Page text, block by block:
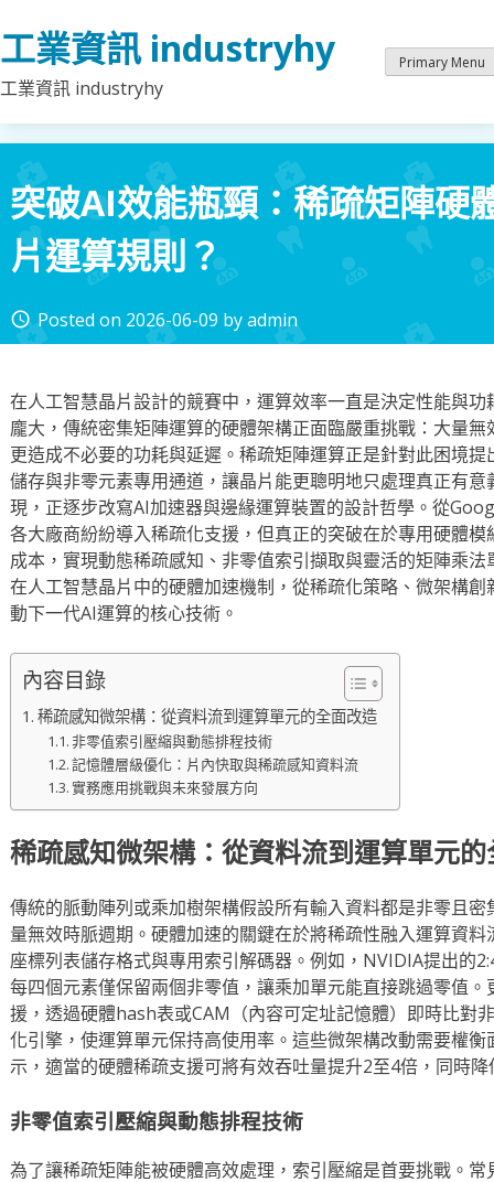
to
content
工業資訊 industryhy
工業資訊 industryhy
Primary Menu
突破AI效能瓶頸：稀疏矩陣硬
片運算規則？
access_time Posted on 2026-06-09 byadmin
在人工智慧晶片設計的競賽中，運算效率一直是決定性能與
龐大，傳統密集矩陣運算的硬體架構正面臨嚴重挑戰：大量
更造成不必要的功耗與延遲。稀疏矩陣運算正是針對此困境
儲存與非零元素專用通道，讓晶片能更聰明地只處理真正有
現，正逐步改寫AI加速器與邊緣運算裝置的設計哲學。從
各大廠商紛紛導入稀疏化支援，但真正的突破在於專用硬體
成本，實現動態稀疏感知、非零值索引擷取與靈活的矩陣乘
在人工智慧晶片中的硬體加速機制，從稀疏化策略、微架構
動下一代AI運算的核心技術。
內容目錄
稀疏感知微架構：從資料流到運算單元的全面改造
非零值索引壓縮與動態排程技術
記憶體層級優化：片內快取與稀疏感知資料流
實務應用挑戰與未來發展方向
稀疏感知微架構：從資料流到運算單元
傳統的脈動陣列或乘加樹架構假設所有輸入資料都是非零且
量無效時脈週期。硬體加速的關鍵在於將稀疏性融入運算資
座標列表儲存格式與專用索引解碼器。例如，NVIDIA提出的
每四個元素僅保留兩個非零值，讓乘加單元能直接跳過零值
援，透過硬體hash表或CAM（內容可定址記憶體）即時比對
化引擎，使運算單元保持高使用率。這些微架構改動需要權
示，適當的硬體稀疏支援可將有效吞吐量提升2至4倍，同時
非零值索引壓縮與動態排程技術
為了讓稀疏矩陣能被硬體高效處理，索引壓縮是首要挑戰。常